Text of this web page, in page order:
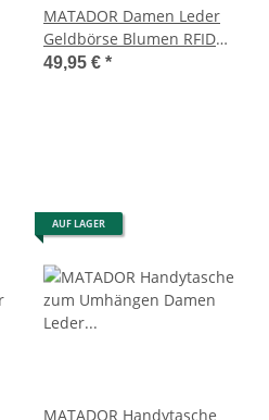
MATADOR Damen Leder
Geldbörse Blumen RFID
Hochformat Braun
49,95 € *
AUF LAGER
MATADOR Handytasche